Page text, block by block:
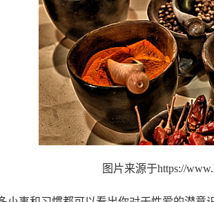
图片来源于https://